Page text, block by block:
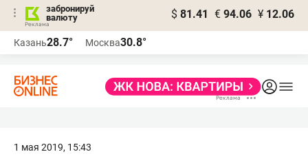
забронируй
валюту
$ 81.41 € 94.06 ¥ 12.06
Казань28.7° Москва30.8°
1 мая 2019, 15:43